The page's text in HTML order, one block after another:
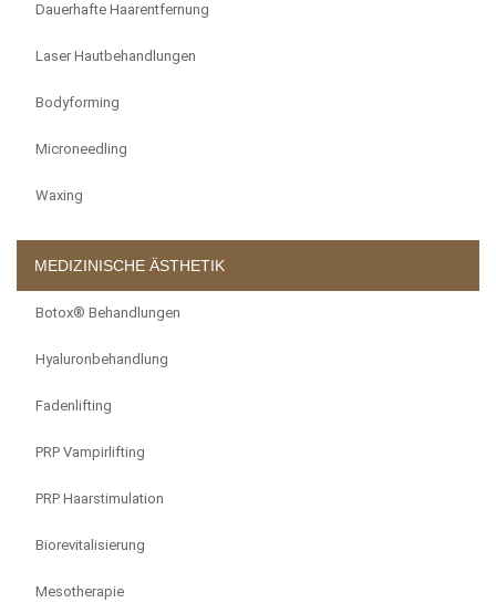
Dauerhafte Haarentfernung
Laser Hautbehandlungen
Bodyforming
Microneedling
Waxing
MEDIZINISCHE ÄSTHETIK
Botox® Behandlungen
Hyaluronbehandlung
Fadenlifting
PRP Vampirlifting
PRP Haarstimulation
Biorevitalisierung
Mesotherapie